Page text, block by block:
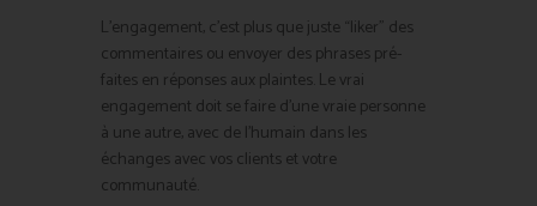
L’engagement, c’est plus que juste “liker” des
commentaires ou envoyer des phrases pré-
faites en réponses aux plaintes. Le vrai
engagement doit se faire d’une vraie personne
à une autre, avec de l’humain dans les
échanges avec vos clients et votre
communauté.